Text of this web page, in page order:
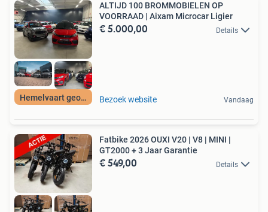
Hemelvaart geopend
ALTIJD 100 BROMMOBIELEN OP
VOORRAAD | Aixam Microcar Ligier
€ 5.000,00 Details
Bezoek website Vandaag
Fatbike 2026 OUXI V20 | V8 | MINI |
GT2000 + 3 Jaar Garantie
€ 549,00 Details